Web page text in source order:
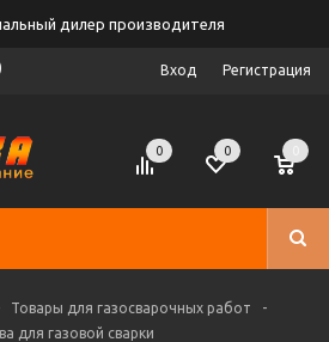
дилер производителя
Вход Регистрация
0 0
Товары для газосварочных работ
-
для газовой сварки